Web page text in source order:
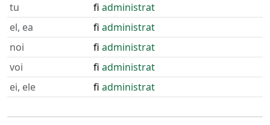
tu
fi administrat
el, ea
fi administrat
noi
fi administrat
voi
fi administrat
ei, ele
fi administrat